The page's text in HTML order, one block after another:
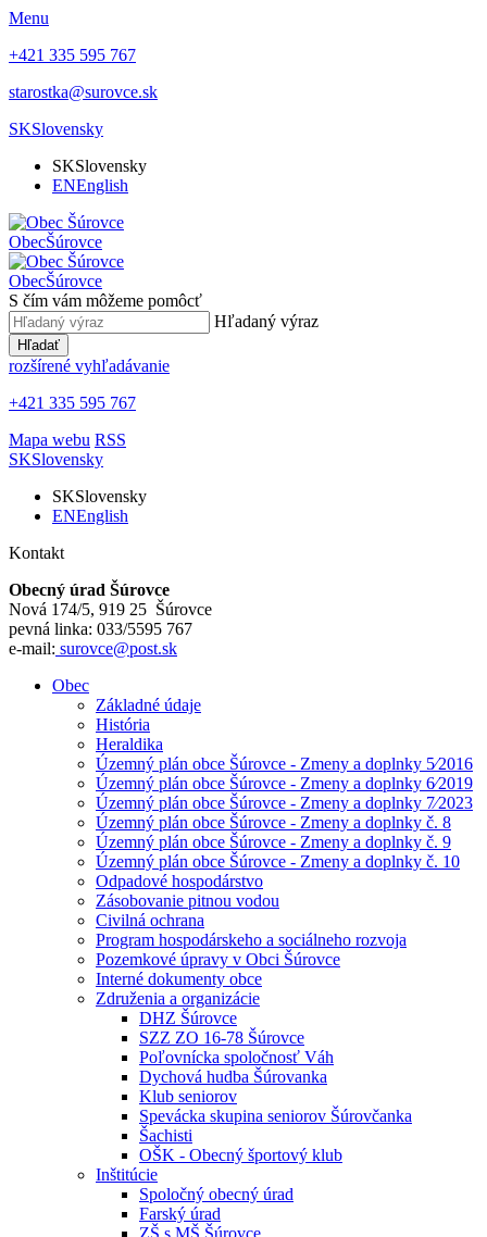
Menu
+421 335 595 767
starostka@surovce.sk
SKSlovensky
SKSlovensky
ENEnglish
ObecŠúrovce
ObecŠúrovce
S čím vám môžeme pomôcť
Hľadaný výraz
Hľadať
rozšírené vyhľadávanie
+421 335 595 767
Mapa webu RSS
SKSlovensky
SKSlovensky
ENEnglish
Kontakt
Obecný úrad Šúrovce
Nová 174/5, 919 25 Šúrovce
pevná linka: 033/5595 767
e-mail: surovce@post.sk
Obec
Základné údaje
História
Heraldika
Územný plán obce Šúrovce - Zmeny a doplnky 5⁄2016
Územný plán obce Šúrovce - Zmeny a doplnky 6⁄2019
Územný plán obce Šúrovce - Zmeny a doplnky 7⁄2023
Územný plán obce Šúrovce - Zmeny a doplnky č. 8
Územný plán obce Šúrovce - Zmeny a doplnky č. 9
Územný plán obce Šúrovce - Zmeny a doplnky č. 10
Odpadové hospodárstvo
Zásobovanie pitnou vodou
Civilná ochrana
Program hospodárskeho a sociálneho rozvoja
Pozemkové úpravy v Obci Šúrovce
Interné dokumenty obce
Združenia a organizácie
DHZ Šúrovce
SZZ ZO 16-78 Šúrovce
Poľovnícka spoločnosť Váh
Dychová hudba Šúrovanka
Klub seniorov
Spevácka skupina seniorov Šúrovčanka
Šachisti
OŠK - Obecný športový klub
Inštitúcie
Spoločný obecný úrad
Farský úrad
ZŠ s MŠ Šúrovce